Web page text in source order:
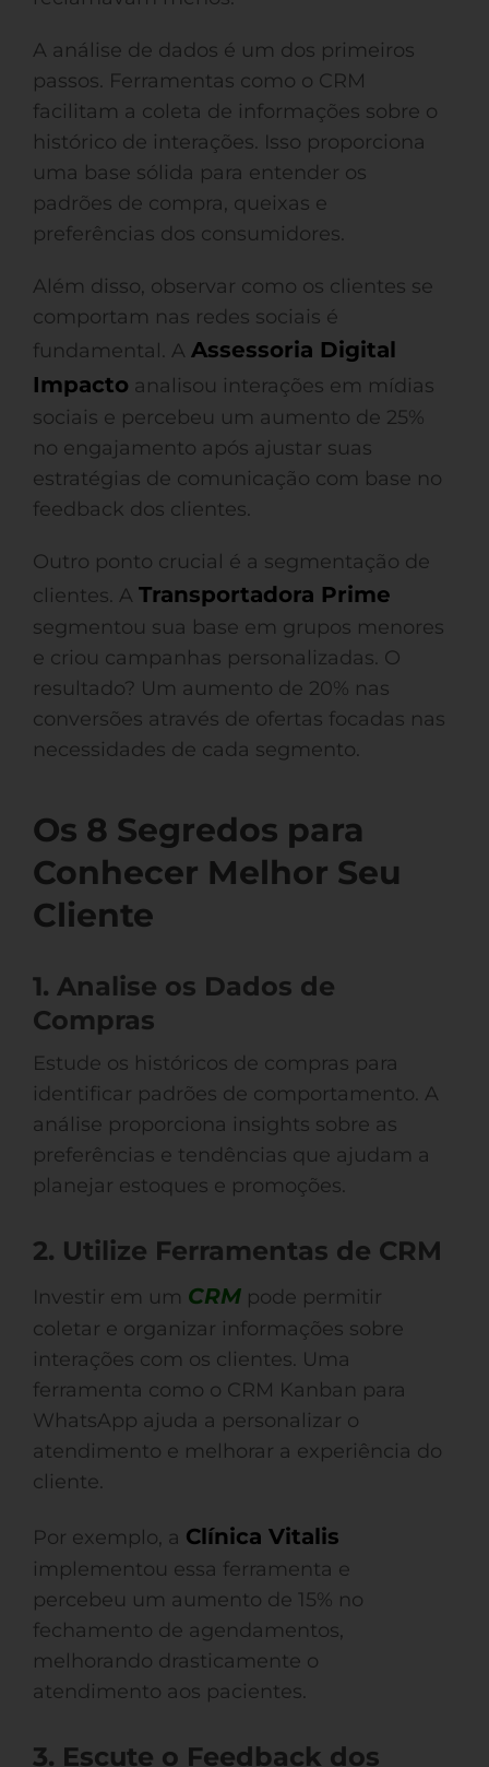
A análise de dados é um dos primeiros
passos. Ferramentas como o CRM
facilitam a coleta de informações sobre o
histórico de interações. Isso proporciona
uma base sólida para entender os
padrões de compra, queixas e
preferências dos consumidores.
Além disso, observar como os clientes se
comportam nas redes sociais é
fundamental. A Assessoria Digital
Impacto analisou interações em mídias
sociais e percebeu um aumento de 25%
no engajamento após ajustar suas
estratégias de comunicação com base no
feedback dos clientes.
Outro ponto crucial é a segmentação de
clientes. A Transportadora Prime
segmentou sua base em grupos menores
e criou campanhas personalizadas. O
resultado? Um aumento de 20% nas
conversões através de ofertas focadas nas
necessidades de cada segmento.
Os 8 Segredos para
Conhecer Melhor Seu
Cliente
1. Analise os Dados de
Compras
Estude os históricos de compras para
identificar padrões de comportamento. A
análise proporciona insights sobre as
preferências e tendências que ajudam a
planejar estoques e promoções.
2. Utilize Ferramentas de CRM
Investir em um CRM pode permitir
coletar e organizar informações sobre
interações com os clientes. Uma
ferramenta como o CRM Kanban para
WhatsApp ajuda a personalizar o
atendimento e melhorar a experiência do
cliente.
Por exemplo, a Clínica Vitalis
implementou essa ferramenta e
percebeu um aumento de 15% no
fechamento de agendamentos,
melhorando drasticamente o
atendimento aos pacientes.
3. Escute o Feedback dos